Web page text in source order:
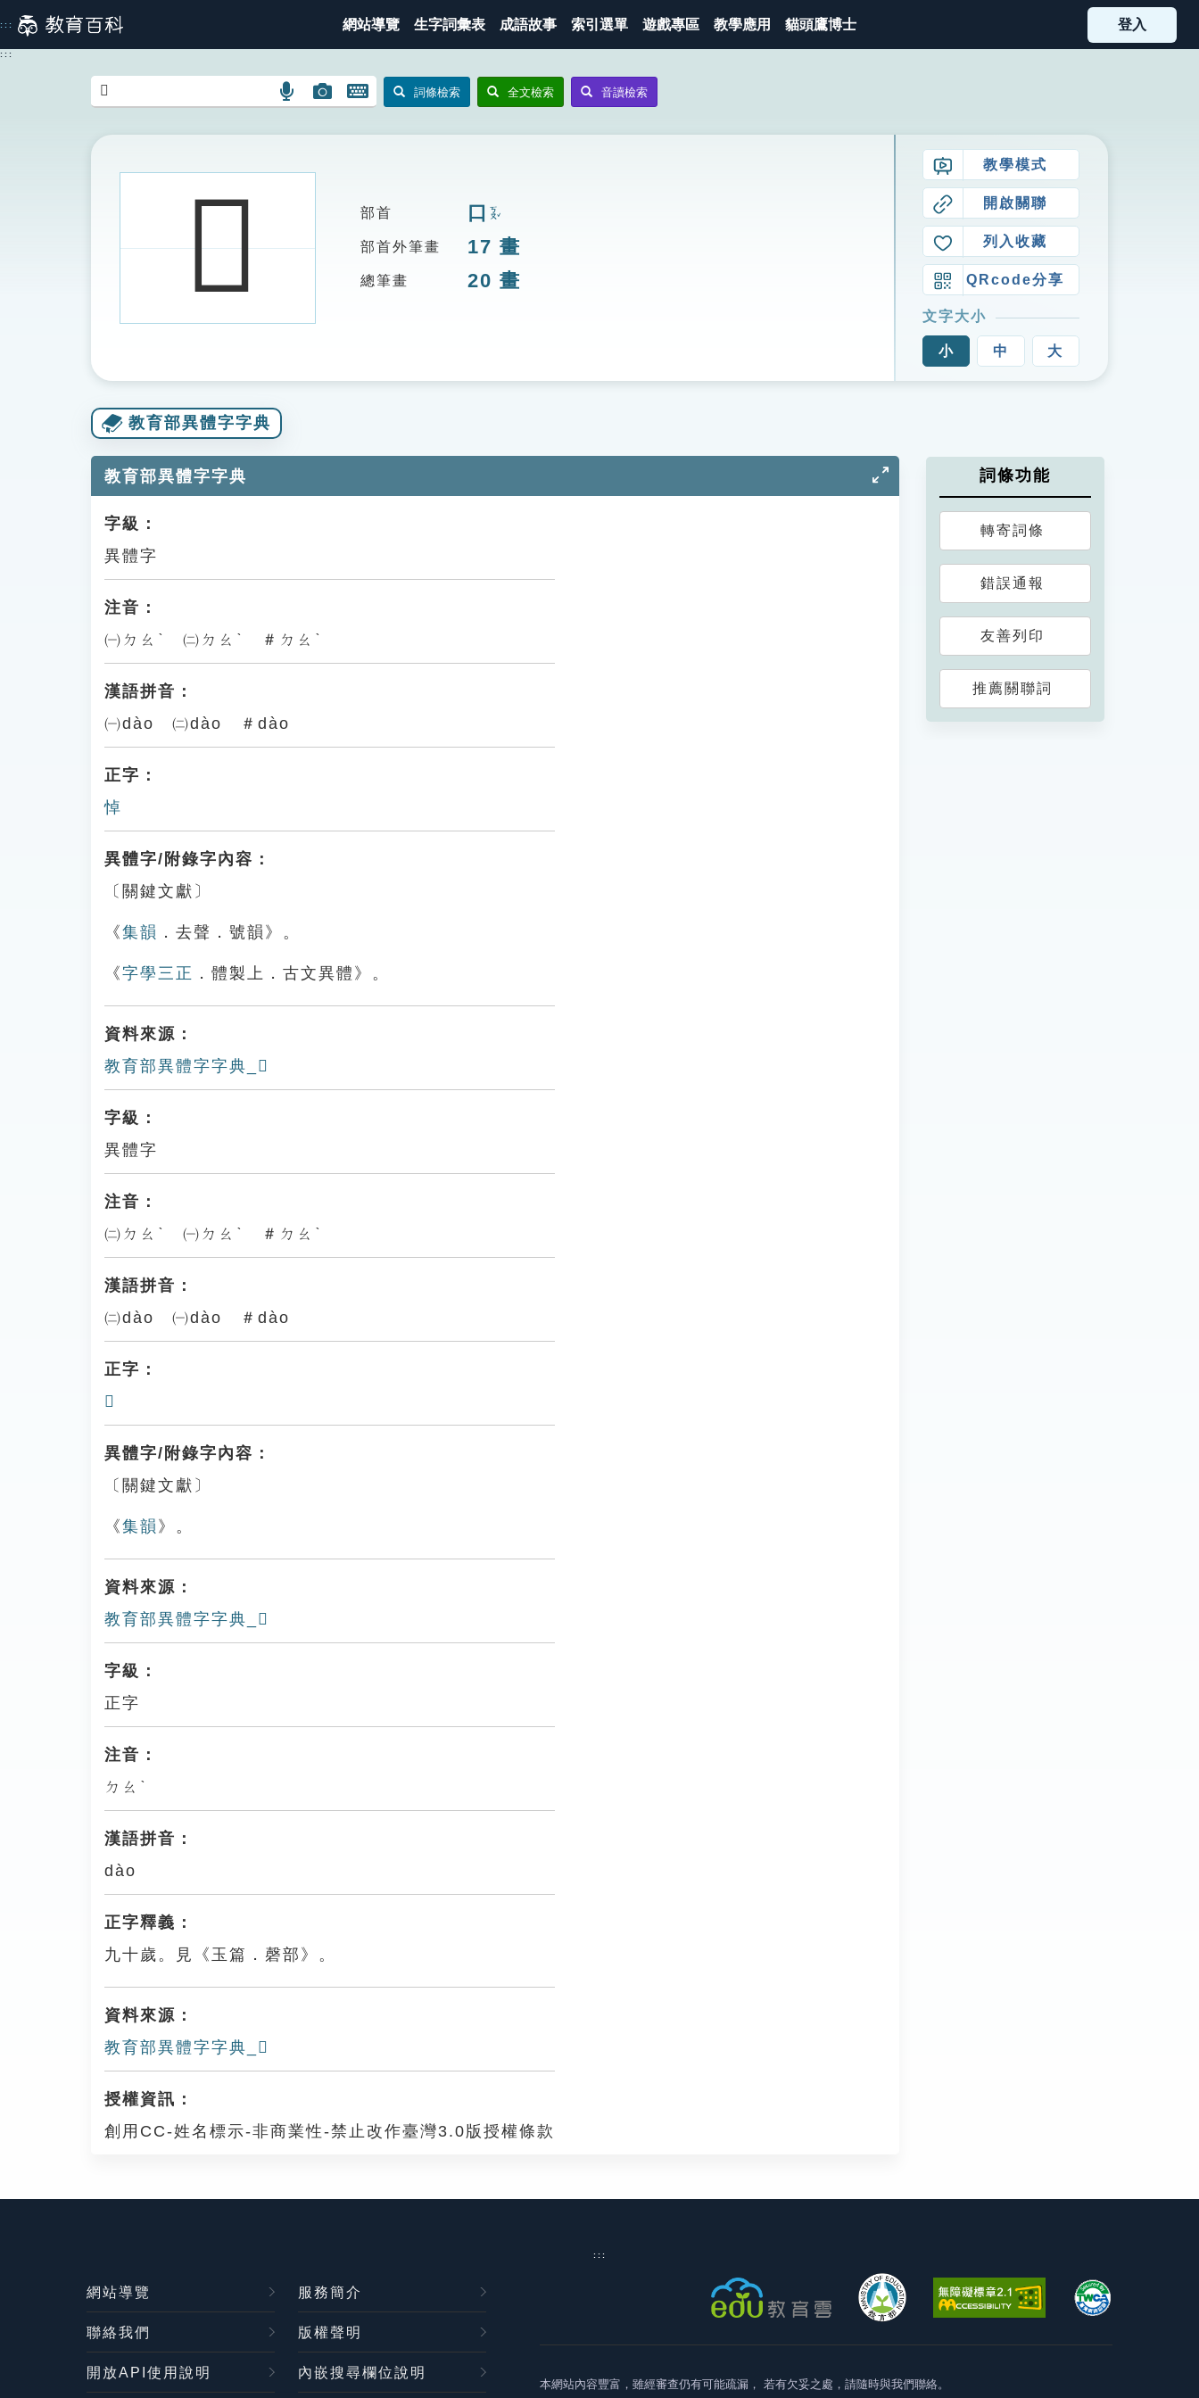
到
主
::: 網站導覽 生字詞彙表 成語故事 索引選單 遊戲專區 教學應用 貓頭鷹博士 登入
:::
語
搜
圖
圖
搜
開
鍵
詞條檢索 全文檢索 音讀檢索
𡄒 部首 口 ㄎㄡˇ
部首外筆畫 17 畫
總筆畫 20 畫
教學模式
開啟關聯
列入收藏
QRcode分享
文字大小
小 中 大
教育部異體字字典
教育部異體字字典
字級：
異體字
注音：
㈠ㄉㄠˋ ㈡ㄉㄠˋ ＃ㄉㄠˋ
漢語拼音：
㈠dào ㈡dào ＃dào
正字：
悼
異體字/附錄字內容：
〔關鍵文獻〕
《集韻 ．去聲．號韻》。
《字學三正 ．體製上．古文異體》。
資料來源：
教育部異體字字典_𡄒
字級：
異體字
注音：
㈡ㄉㄠˋ ㈠ㄉㄠˋ ＃ㄉㄠˋ
漢語拼音：
㈡dào ㈠dào ＃dào
正字：
𦒺
異體字/附錄字內容：
〔關鍵文獻〕
《集韻 》。
資料來源：
教育部異體字字典_𡄒
字級：
正字
注音：
ㄉㄠˋ
漢語拼音：
dào
正字釋義：
九十歲。見《玉篇．磬部》。
資料來源：
教育部異體字字典_𡄒
授權資訊：
創用CC-姓名標示-非商業性-禁止改作臺灣3.0版授權條款
詞條功能
轉寄詞條
錯誤通報
友善列印
推薦關聯詞
:::
網站導覽 服務簡介
聯絡我們 版權聲明
開放API使用說明 內嵌搜尋欄位說明
本網站內容豐富，雖經審查仍有可能疏漏， 若有欠妥之處，請隨時與我們聯絡。